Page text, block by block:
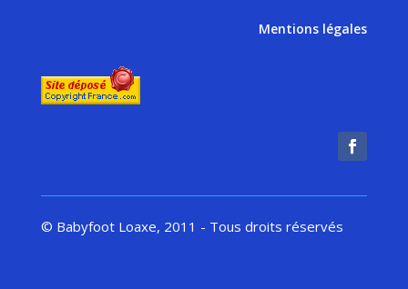
Mentions légales
© Babyfoot Loaxe, 2011 - Tous droits réservés